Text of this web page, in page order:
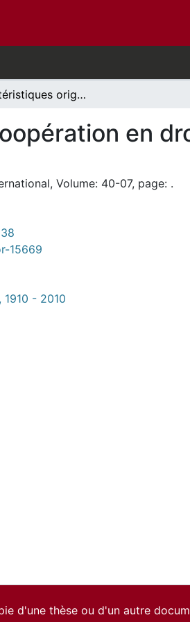
Les caractéristiques originales de la coopération en droit québécois.
en
Volume: 40-07, page: .
15669
1910 - 2010
d'une thèse ou d'un autre